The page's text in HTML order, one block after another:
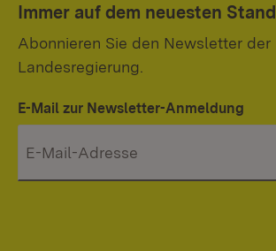
Immer auf dem neuesten Stand
Abonnieren Sie den Newsletter der
Landesregierung.
E-Mail zur Newsletter-Anmeldung